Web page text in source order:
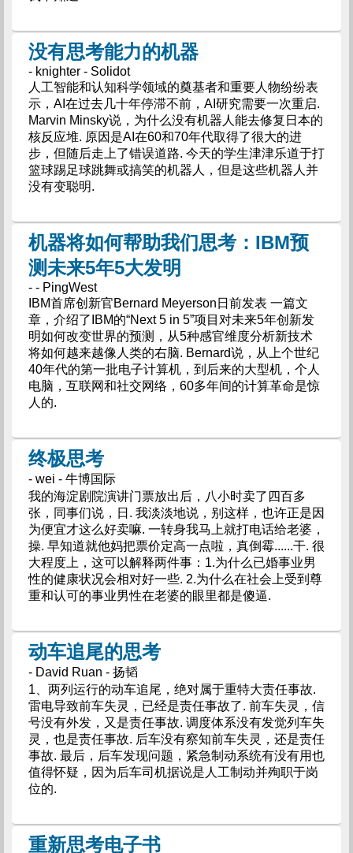
没有思考能力的机器
- knighter - Solidot
人工智能和认知科学领域的奠基者和重要人物纷纷表
示，AI在过去几十年停滞不前，AI研究需要一次重启.
Marvin Minsky说，为什么没有机器人能去修复日本的
核反应堆. 原因是AI在60和70年代取得了很大的进
步，但随后走上了错误道路. 今天的学生津津乐道于打
篮球踢足球跳舞或搞笑的机器人，但是这些机器人并
没有变聪明.
机器将如何帮助我们思考：IBM预
测未来5年5大发明
- - PingWest
IBM首席创新官Bernard Meyerson日前发表 一篇文
章，介绍了IBM的“Next 5 in 5”项目对未来5年创新发
明如何改变世界的预测，从5种感官维度分析新技术
将如何越来越像人类的右脑. Bernard说，从上个世纪
40年代的第一批电子计算机，到后来的大型机，个人
电脑，互联网和社交网络，60多年间的计算革命是惊
人的.
终极思考
- wei - 牛博国际
我的海淀剧院演讲门票放出后，八小时卖了四百多
张，同事们说，日. 我淡淡地说，别这样，也许正是因
为便宜才这么好卖嘛. 一转身我马上就打电话给老婆，
操. 早知道就他妈把票价定高一点啦，真倒霉......干. 很
大程度上，这可以解释两件事：1.为什么已婚事业男
性的健康状况会相对好一些. 2.为什么在社会上受到尊
重和认可的事业男性在老婆的眼里都是傻逼.
动车追尾的思考
- David Ruan - 扬韬
1、两列运行的动车追尾，绝对属于重特大责任事故.
雷电导致前车失灵，已经是责任事故了. 前车失灵，信
号没有外发，又是责任事故. 调度体系没有发觉列车失
灵，也是责任事故. 后车没有察知前车失灵，还是责任
事故. 最后，后车发现问题，紧急制动系统有没有用也
值得怀疑，因为后车司机据说是人工制动并殉职于岗
位的.
重新思考电子书